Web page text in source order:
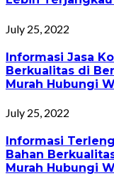
July 25, 2022
Informasi Jasa
Berkualitas di
Murah Hubungi
July 25, 2022
Informasi
Bahan
Murah Hubungi